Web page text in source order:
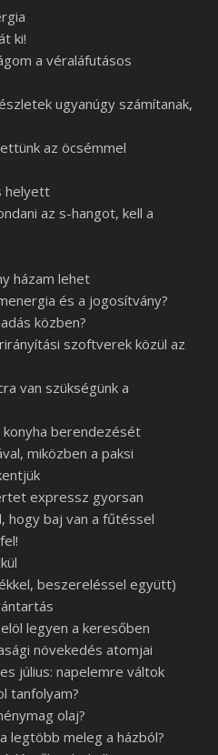
ki!
a véraláfutásos
ugyanúgy számítanak,
az öcsémmel
helyett
az s-hangot, kell a
házam lehet
és a jogosítvány?
közben?
szoftverek közül az
van szükségünk a
konyha berendezését
miközben a paksi
expressz gyorsan
hogy baj van a fűtéssel
beszereléssel együtt)
legyen a keresőben
növekedés atomjai
július: napelemre váltok
tanfolyam?
olaj?
legtöbb meleg a házból?